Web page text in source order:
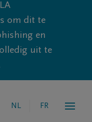
om dit te
en
uit te
NL FR